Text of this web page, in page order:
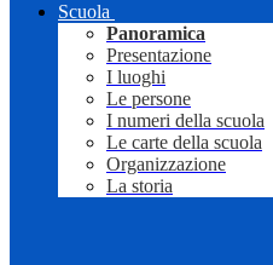
Scuola
Panoramica
Presentazione
I luoghi
Le persone
I numeri della scuola
Le carte della scuola
Organizzazione
La storia